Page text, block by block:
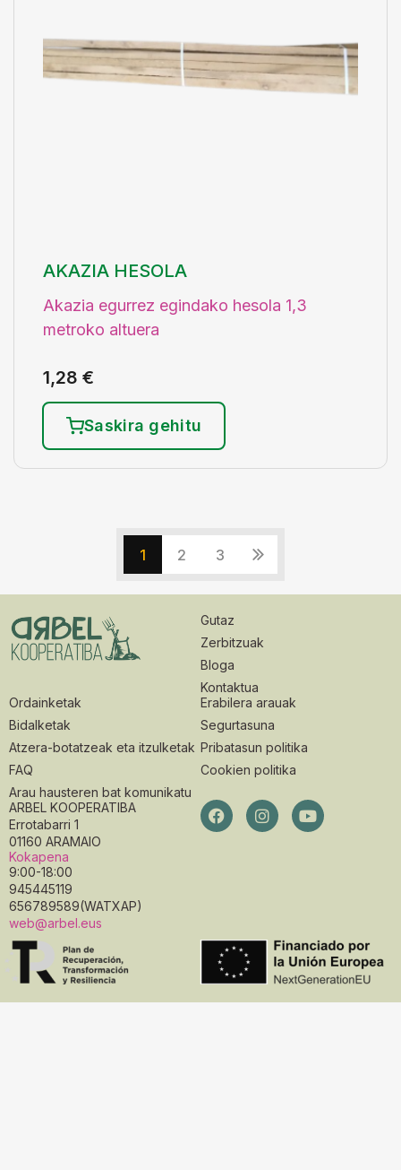
AKAZIA HESOLA
Akazia egurrez egindako hesola 1,3
metroko altuera
1,28 €
Saskira gehitu
1 2 3
Gutaz
Zerbitzuak
Bloga
Kontaktua
Ordainketak
Bidalketak
Atzera-botatzeak eta itzulketak
FAQ
Arau hausteren bat komunikatu
Erabilera arauak
Segurtasuna
Pribatasun politika
Cookien politika
ARBEL KOOPERATIBA
Errotabarri 1
01160 ARAMAIO
Kokapena
9:00-18:00
945445119
656789589(WATXAP)
web@arbel.eus